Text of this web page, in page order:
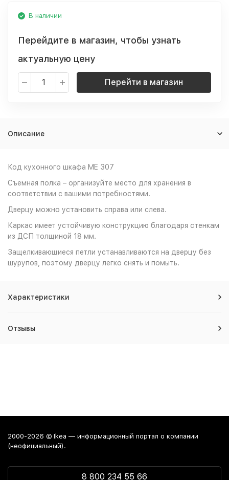
В наличии
Перейдите в магазин, чтобы узнать
актуальную цену
Перейти в магазин
Описание
Код кухонного шкафа ME 307
Съемная полка – организуйте место для хранения в
соответствии с вашими потребностями.
Дверцу можно установить справа или слева.
Каркас имеет устойчивую конструкцию благодаря стенкам
из ДСП толщиной 18 мм.
Защелкивающиеся петли устанавливаются на дверцу без
шурупов, поэтому дверцу легко снять и помыть.
Характеристики
Отзывы
2000-2026 © Ikea — информационный портал о компании
(неофициальный).
8 800 234 55 66